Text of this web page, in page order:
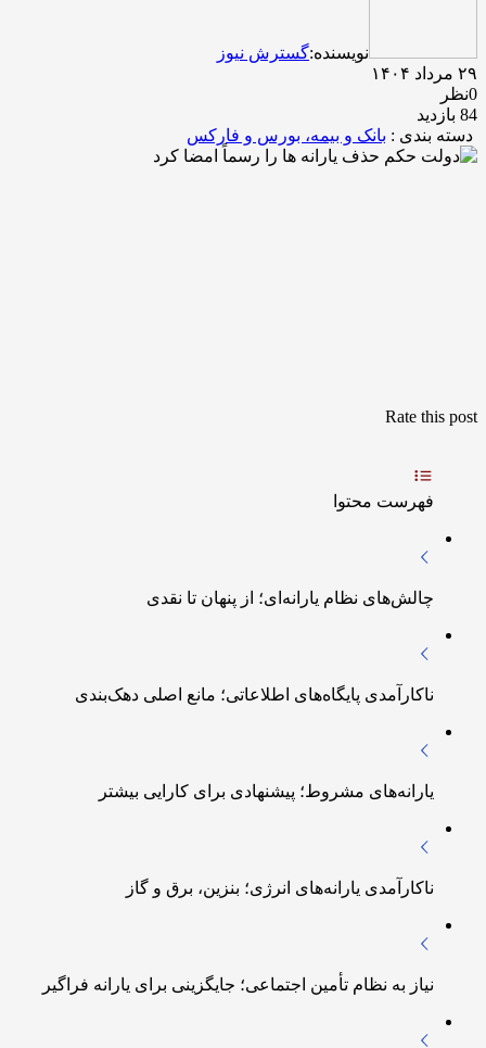
نویسنده:گسترش نیوز
۲۹ مرداد ۱۴۰۴
0نظر
84 بازدید
دسته بندی : بانک و بیمه، بورس و فارکس
Rate this post
فهرست محتوا
چالش‌های نظام یارانه‌ای؛ از پنهان تا نقدی
ناکارآمدی پایگاه‌های اطلاعاتی؛ مانع اصلی دهک‌بندی
یارانه‌های مشروط؛ پیشنهادی برای کارایی بیشتر
ناکارآمدی یارانه‌های انرژی؛ بنزین، برق و گاز
نیاز به نظام تأمین اجتماعی؛ جایگزینی برای یارانه فراگیر